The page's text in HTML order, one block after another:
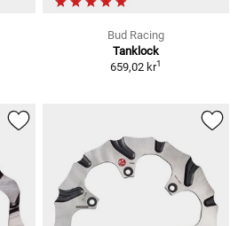
Bud Racing
Tanklock
659,02 kr1